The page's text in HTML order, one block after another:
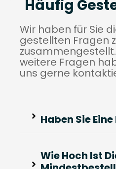
Häufig
Wir haben für Sie
gestellten Fragen
weitere Fragen
uns gerne
Haben Sie
Wie Hoch Ist